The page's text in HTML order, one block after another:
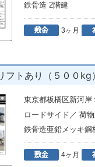
鉄骨造 2階建
3ヶ月
トあり（５００
東京都板橋区新河
ロードサイド／ 荷
鉄骨造亜鉛メッキ鋼
4ヶ月